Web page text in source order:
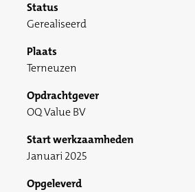
Status
Gerealiseerd
Plaats
Terneuzen
Opdrachtgever
OQ Value BV
Start werkzaamheden
Januari 2025
Opgeleverd